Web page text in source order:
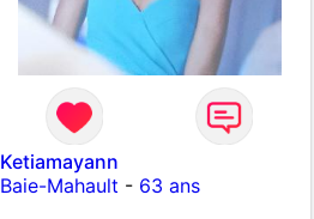
Ketiamayann
Baie-Mahault - 63 ans